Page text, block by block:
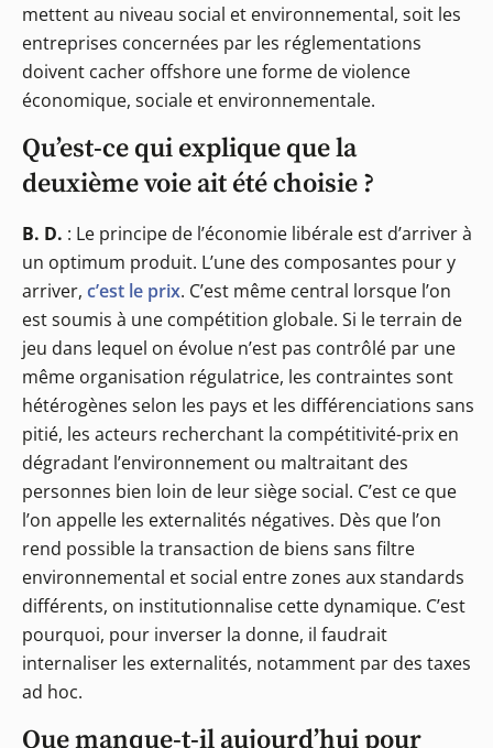
mettent au niveau social et environnemental, soit les
entreprises concernées par les réglementations
doivent cacher offshore une forme de violence
économique, sociale et environnementale.
Qu’est-ce qui explique que la
deuxième voie ait été choisie ?
B. D. : Le principe de l’économie libérale est d’arriver à
un optimum produit. L’une des composantes pour y
arriver, c’est le prix. C’est même central lorsque l’on
est soumis à une compétition globale. Si le terrain de
jeu dans lequel on évolue n’est pas contrôlé par une
même organisation régulatrice, les contraintes sont
hétérogènes selon les pays et les différenciations sans
pitié, les acteurs recherchant la compétitivité-prix en
dégradant l’environnement ou maltraitant des
personnes bien loin de leur siège social. C’est ce que
l’on appelle les externalités négatives. Dès que l’on
rend possible la transaction de biens sans filtre
environnemental et social entre zones aux standards
différents, on institutionnalise cette dynamique. C’est
pourquoi, pour inverser la donne, il faudrait
internaliser les externalités, notamment par des taxes
ad hoc.
Que manque-t-il aujourd’hui pour